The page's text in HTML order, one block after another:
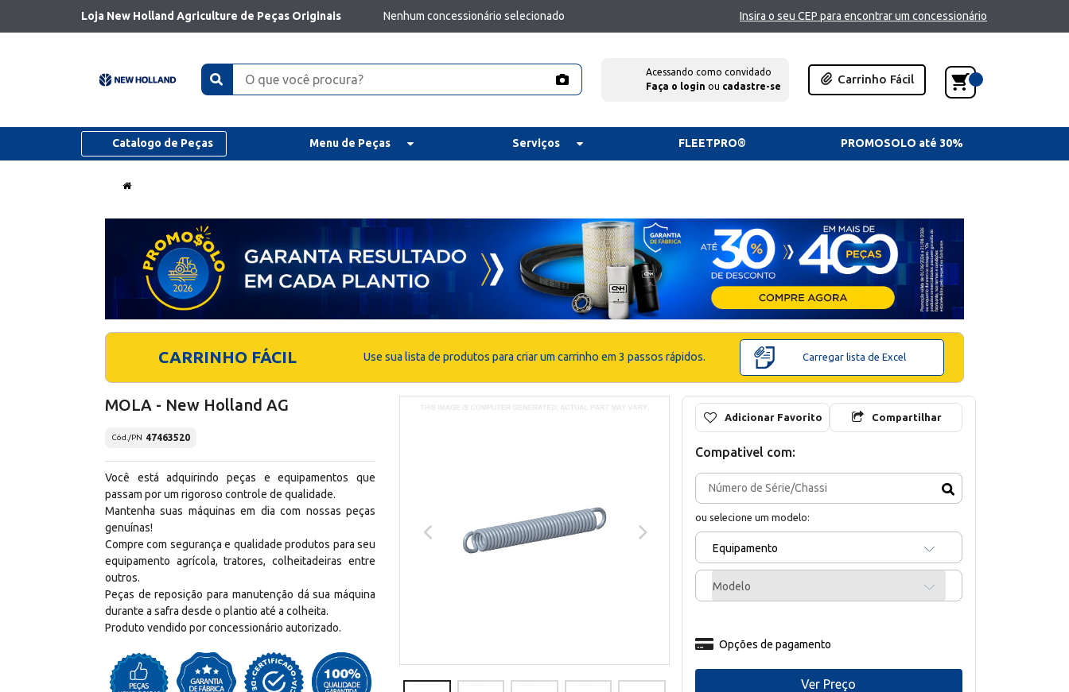
Loja New Holland Agriculture de Peças Originais Nenhum concessionário selecionado Insira o seu CEP para encontrar um concessionário
Acessando como convidado
Faça o login ou cadastre-se
Carrinho Fácil
Catalogo de Peças Menu de Peças Serviços FLEETPRO® PROMOSOLO até 30%
CARRINHO FÁCIL Use sua lista de produtos para criar um carrinho em 3 passos rápidos. Carregar lista de Excel
MOLA - New Holland AG
Cód./PN 47463520
Você está adquirindo peças e equipamentos que
passam por um rigoroso controle de qualidade.
Mantenha suas máquinas em dia com nossas peças
genuínas!
Compre com segurança e qualidade produtos para seu
equipamento agrícola, tratores, colheitadeiras entre
outros.
Peças de reposição para manutenção dá sua máquina
durante a safra desde o plantio até a colheita.
Produto vendido por concessionário autorizado.
Adicionar Favorito Compartilhar
Compativel com:
ou selecione um modelo:
Equipamento
Modelo
Opções de pagamento
Ver Preço